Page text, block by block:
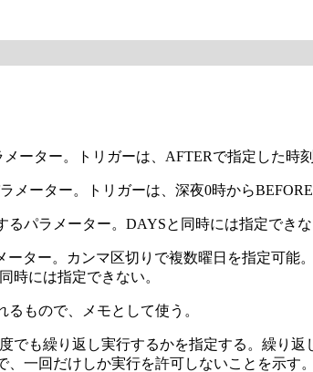
ーター。トリガーは、AFTERで指定した時
メーター。トリガーは、深夜0時から
パラメーター。DAYSと同時には指定できな
ター。カンマ区切りで複数曜日を指定可
時には指定できない。
るもので、メモとして使う。
でも繰り返し実行するかを指定する。繰り
一回だけしか実行を許可しないことを示